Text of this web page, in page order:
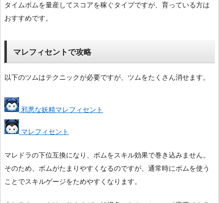
タイムボムを量産してスコアを稼ぐタイプですが、育っている方は
おすすめです。
マレフィセントで攻略
以下のツムはテクニックが必要ですが、ツムをたくさん消せます。
邪悪な妖精マレフィセント
マレフィセント
マレドラの下位互換になり、ボムをスキル効果で巻き込みません。
そのため、ボムがたまりやすくなるのですが、通常時にボムを使う
ことでスキルゲージをためやすくなります。